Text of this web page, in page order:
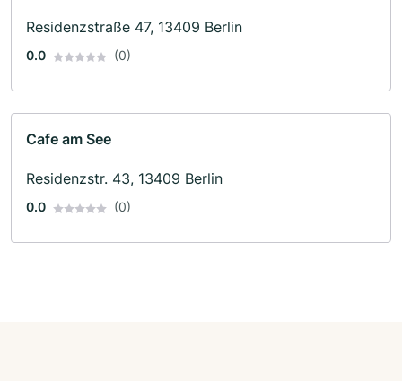
Residenzstraße 47, 13409 Berlin
0.0 (0)
Cafe am See
Residenzstr. 43, 13409 Berlin
0.0 (0)